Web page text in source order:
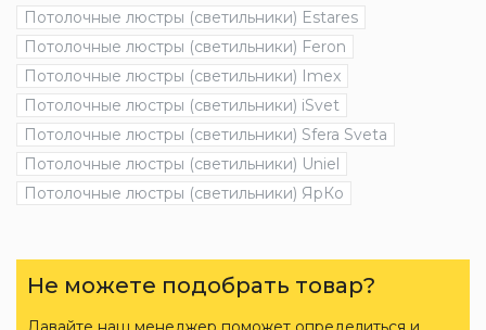
Потолочные люстры (светильники) Estares
Потолочные люстры (светильники) Feron
Потолочные люстры (светильники) Imex
Потолочные люстры (светильники) iSvet
Потолочные люстры (светильники) Sfera Sveta
Потолочные люстры (светильники) Uniel
Потолочные люстры (светильники) ЯрКо
Не можете подобрать товар?